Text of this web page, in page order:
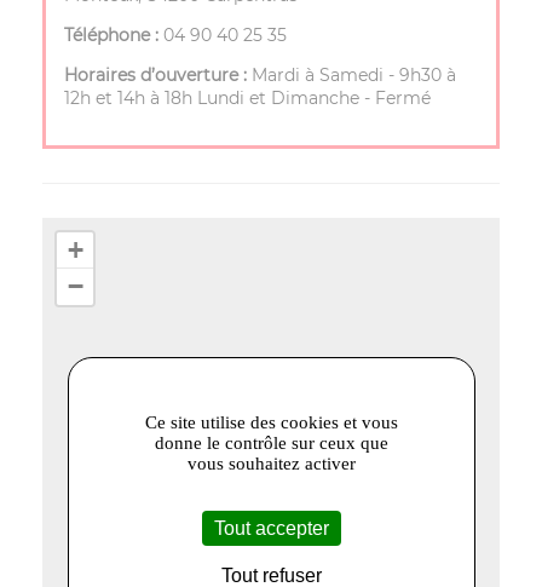
Téléphone : 04 90 40 25 35
Horaires d’ouverture : Mardi à Samedi - 9h30 à
12h et 14h à 18h Lundi et Dimanche - Fermé
+
−
Ce site utilise des cookies et vous
donne le contrôle sur ceux que
vous souhaitez activer
Tout accepter
Tout refuser